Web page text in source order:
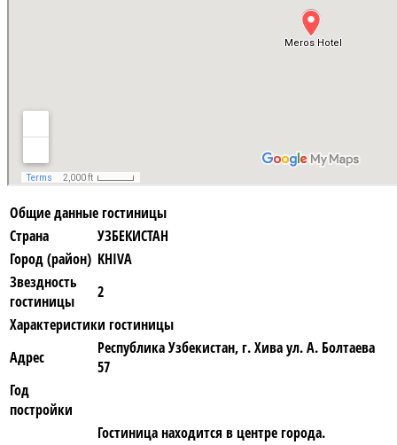
Общие данные гостиницы
Страна
УЗБЕКИСТАН
Город (район) KHIVA
Звездность
гостиницы
2
Характеристики гостиницы
Адрес
Республика Узбекистан, г. Хива ул. А. Болтаева
57
Год
постройки
Гостиница находится в центре города.